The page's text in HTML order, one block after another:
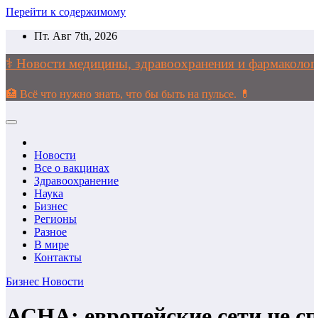
Перейти к содержимому
Пт. Авг 7th, 2026
⚕️ Новости медицины, здравоохранения и
🏥 Всё что нужно знать, что бы быть на пульсе. 💊
Новости
Все о вакцинах
Здравоохранение
Наука
Бизнес
Регионы
Разное
В мире
Контакты
Бизнес Новости